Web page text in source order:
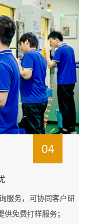
04
服务，可协同客户研
免费打样服务；